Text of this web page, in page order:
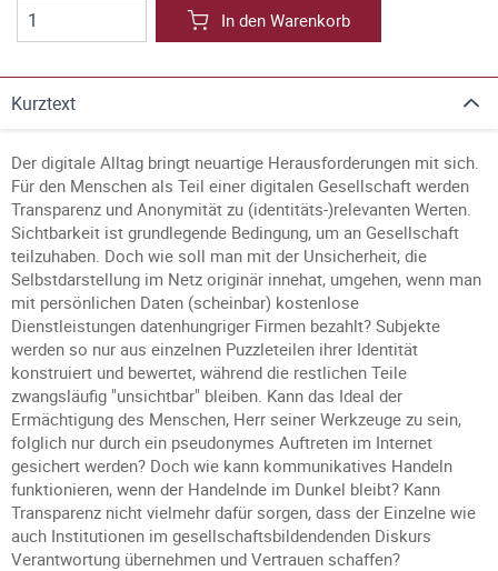
In den Warenkorb
Kurztext
Der digitale Alltag bringt neuartige Herausforderungen mit sich.
Für den Menschen als Teil einer digitalen Gesellschaft werden
Transparenz und Anonymität zu (identitäts-)relevanten Werten.
Sichtbarkeit ist grundlegende Bedingung, um an Gesellschaft
teilzuhaben. Doch wie soll man mit der Unsicherheit, die
Selbstdarstellung im Netz originär innehat, umgehen, wenn man
mit persönlichen Daten (scheinbar) kostenlose
Dienstleistungen datenhungriger Firmen bezahlt? Subjekte
werden so nur aus einzelnen Puzzleteilen ihrer Identität
konstruiert und bewertet, während die restlichen Teile
zwangsläufig "unsichtbar" bleiben. Kann das Ideal der
Ermächtigung des Menschen, Herr seiner Werkzeuge zu sein,
folglich nur durch ein pseudonymes Auftreten im Internet
gesichert werden? Doch wie kann kommunikatives Handeln
funktionieren, wenn der Handelnde im Dunkel bleibt? Kann
Transparenz nicht vielmehr dafür sorgen, dass der Einzelne wie
auch Institutionen im gesellschaftsbildendenden Diskurs
Verantwortung übernehmen und Vertrauen schaffen?